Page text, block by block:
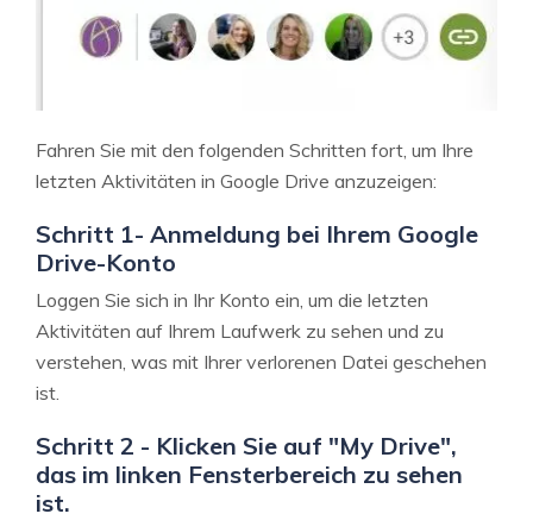
Fahren Sie mit den folgenden Schritten fort, um Ihre
letzten Aktivitäten in Google Drive anzuzeigen:
Schritt 1- Anmeldung bei Ihrem Google
Drive-Konto
Loggen Sie sich in Ihr Konto ein, um die letzten
Aktivitäten auf Ihrem Laufwerk zu sehen und zu
verstehen, was mit Ihrer verlorenen Datei geschehen
ist.
Schritt 2 - Klicken Sie auf "My Drive",
das im linken Fensterbereich zu sehen
ist.